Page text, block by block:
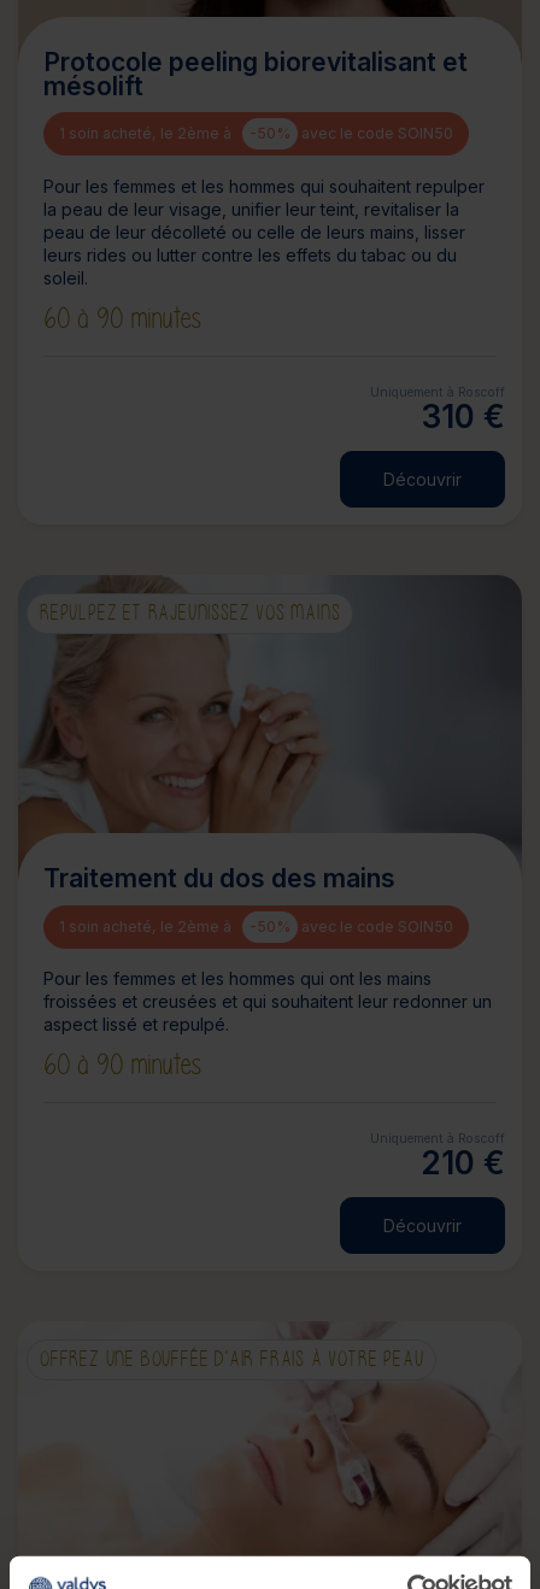
Protocole peeling biorevitalisant et
mésolift
1 soin acheté, le 2ème à -50% avec le code SOIN50
Pour les femmes et les hommes qui souhaitent repulper
la peau de leur visage, unifier leur teint, revitaliser la
peau de leur décolleté ou celle de leurs mains, lisser
leurs rides ou lutter contre les effets du tabac ou du
soleil.
60 à 90 minutes
Uniquement à Roscoff
310 €
Découvrir
REPULPEZ ET RAJEUNISSEZ VOS MAINS
Traitement du dos des mains
1 soin acheté, le 2ème à -50% avec le code SOIN50
Pour les femmes et les hommes qui ont les mains
froissées et creusées et qui souhaitent leur redonner un
aspect lissé et repulpé.
60 à 90 minutes
Uniquement à Roscoff
210 €
Découvrir
OFFREZ UNE BOUFFÉE D'AIR FRAIS À VOTRE PEAU